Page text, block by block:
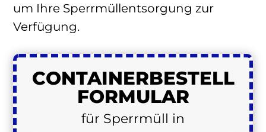
um Ihre Sperrmüllentsorgung zur
Verfügung.
CONTAINERBESTELL
FORMULAR
für Sperrmüll in